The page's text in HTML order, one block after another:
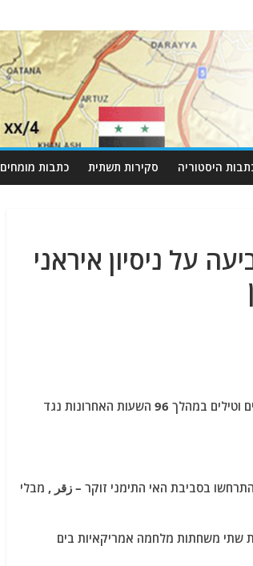
היסטוריה סקירות תשתית כתבות מומחים
על ניסיון איראני
מיליציית החות'ים בתימן טענו אתמול, שלישי, כי פתחו בשש תקיפות עם מל"טים וטילים במהלך 96 השעות האחרונות נגד
בסביבת האי התימני זוקר – زقر , מבלי
שתי משחתות מלחמה אמריקאיות בים